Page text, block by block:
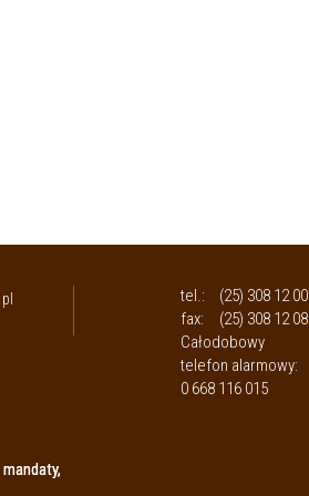
tel.:
(25) 308 12 00
fax:
(25) 308 12 08
Całodobowy
telefon alarmowy:
0 668 116 015